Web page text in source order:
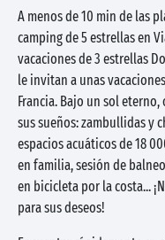
A menos de 10 min de las
camping de 5 estrellas en
vacaciones de 3 estrellas
le invitan a unas
Francia. Bajo un sol
sus sueños: zambullidas y
espacios acuáticos de 18
en familia, sesión de
en bicicleta por la costa...
para sus deseos!